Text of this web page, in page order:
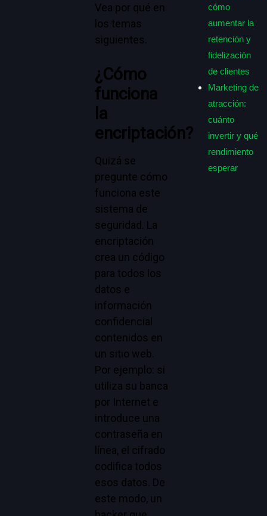
Vea por qué en
los temas
siguientes.
¿Cómo
funciona
la
encriptación?
Quizá se
pregunte cómo
funciona este
sistema de
seguridad. La
encriptación
crea un código
para todos los
datos e
información
confidencial
contenidos en
un sitio web.
Por ejemplo: si
utiliza su banca
por Internet e
introduce una
contraseña en
línea, el cifrado
codifica todos
esos datos. De
este modo, un
cómo
aumentar la
retención y
fidelización
de clientes
Marketing de
atracción:
cuánto
invertir y qué
rendimiento
esperar